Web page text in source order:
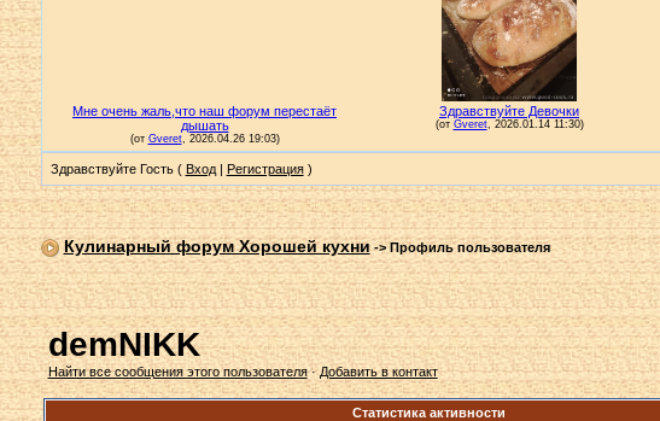
Здравствуйте Гость ( Вход| Регистрация)
Кулинарный форум Хорошей кухни->Профиль пользователя
demNIKK
Найти все сообщения этого пользователя·Добавить в контакт
Статистика активности